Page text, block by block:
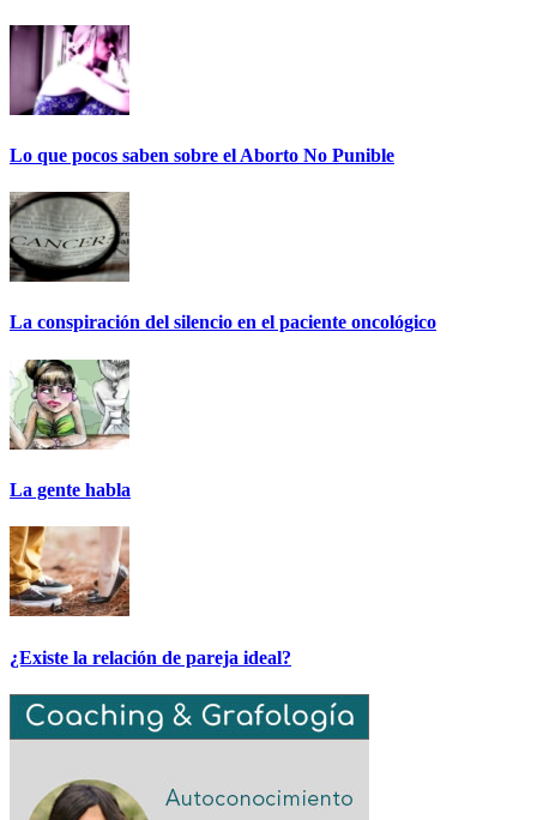
Lo que pocos saben sobre el Aborto No Punible
La conspiración del silencio en el paciente oncológico
La gente habla
¿Existe la relación de pareja ideal?